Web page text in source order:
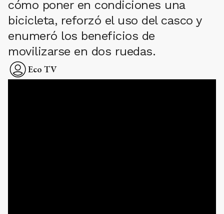
cómo poner en condiciones una
bicicleta, reforzó el uso del casco y
enumeró los beneficios de
movilizarse en dos ruedas.
Eco TV